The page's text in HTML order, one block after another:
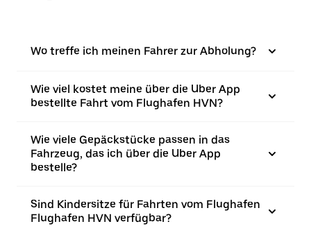
Wo treffe ich meinen Fahrer zur Abholung?
Wie viel kostet meine über die Uber App
bestellte Fahrt vom Flughafen HVN?
Wie viele Gepäckstücke passen in das
Fahrzeug, das ich über die Uber App
bestelle?
Sind Kindersitze für Fahrten vom Flughafen
Flughafen HVN verfügbar?